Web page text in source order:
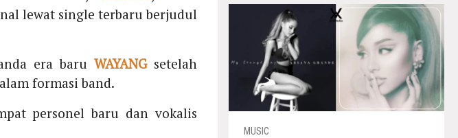
lewat single terbaru berjudul
era baru WAYANGsetelah
formasi band.
personel baru dan vokalis
MUSIC